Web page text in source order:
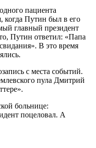
пациента
когда Путин был в его
главный президент
Путин ответил: «Папа
В это время
с места событий.
пула Дмитрий
больнице:
поцеловал. А